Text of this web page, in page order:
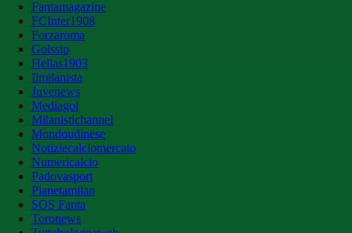
Fantamagazine
FCInter1908
Forzaroma
Golssip
Hellas1903
Ilmilanista
Juvenews
Mediagol
Milanistichannel
Mondoudinese
Notiziecalciomercato
Numericalcio
Padovasport
Pianetamilan
SOS Fanta
Toronews